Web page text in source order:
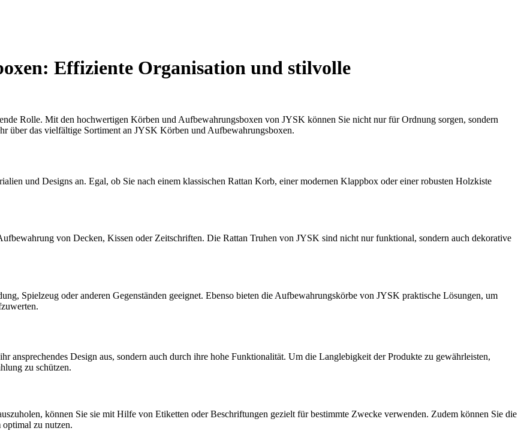
Effiziente Organisation und stilvolle
Rolle. Mit den hochwertigen Körben und Aufbewahrungsboxen von JYSK können Sie nicht nur für Ordnung sorgen, sondern
über das vielfältige Sortiment an JYSK Körben und Aufbewahrungsboxen.
und Designs an. Egal, ob Sie nach einem klassischen Rattan Korb, einer modernen Klappbox oder einer robusten Holzkiste
von Decken, Kissen oder Zeitschriften. Die Rattan Truhen von JYSK sind nicht nur funktional, sondern auch dekorative
Spielzeug oder anderen Gegenständen geeignet. Ebenso bieten die Aufbewahrungskörbe von JYSK praktische Lösungen, um
Design aus, sondern auch durch ihre hohe Funktionalität. Um die Langlebigkeit der Produkte zu gewährleisten,
zu schützen.
können Sie sie mit Hilfe von Etiketten oder Beschriftungen gezielt für bestimmte Zwecke verwenden. Zudem können Sie die
optimal zu nutzen.